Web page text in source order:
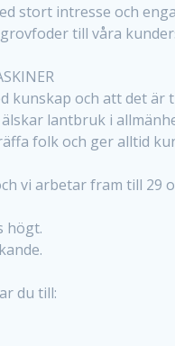
stort intresse och
till våra
kunskap och att det är
lantbruk i
folk och ger alltid
vi arbetar fram till 29
högt.
du till: